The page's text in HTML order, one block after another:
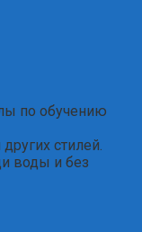
по обучению
стилей.
воды и без